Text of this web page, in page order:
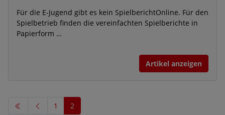
Für die E-Jugend gibt es kein SpielberichtOnline. Für den
Spielbetrieb finden die vereinfachten Spielberichte in
Papierform …
Artikel anzeigen
1 2